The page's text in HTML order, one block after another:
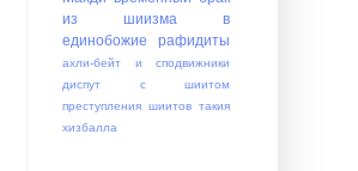
из шиизма в
единобожие
рафидиты
ахли-бейт и сподвижники
диспут с шиитом
преступления шиитов такия
хизбалла